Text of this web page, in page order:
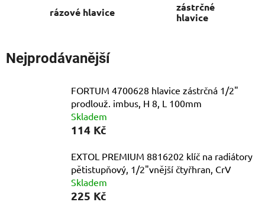
rázové hlavice
zástrčné
hlavice
Nejprodávanější
FORTUM 4700628 hlavice zástrčná 1/2"
prodlouž. imbus, H 8, L 100mm
Skladem
114 Kč
EXTOL PREMIUM 8816202 klíč na radiátory
pětistupňový, 1/2"vnější čtyřhran, CrV
Skladem
225 Kč